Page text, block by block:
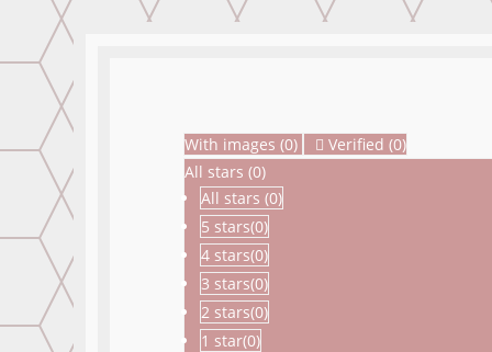
With images (0) Verified (0)
All stars (0)
All stars (0)
5 stars(0)
4 stars(0)
3 stars(0)
2 stars(0)
1 star(0)